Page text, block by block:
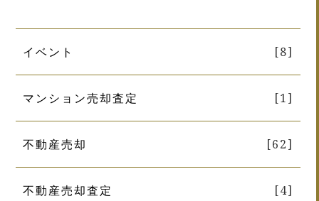
イベント [8]
マンション売却査定 [1]
不動産売却 [62]
不動産売却査定 [4]